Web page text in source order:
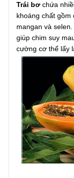
Trái bơchứa
khoáng chất gồm
mangan và
giúp chim suy
cường cơ thể lấy